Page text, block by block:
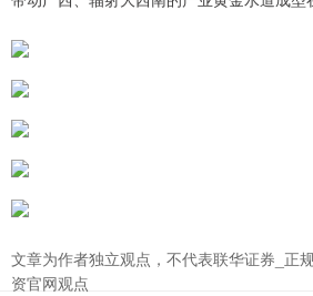
文章为作者独立观点，不代表联华证券_正
资官网观点